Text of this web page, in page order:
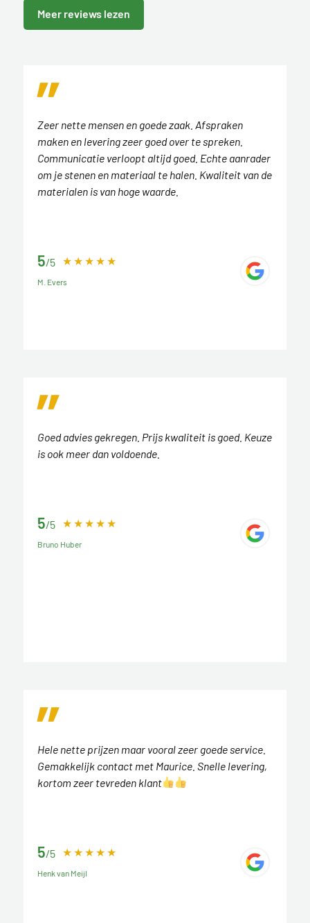
Meer reviews lezen
Zeer nette mensen en goede zaak. Afspraken
maken en levering zeer goed over te spreken.
Communicatie verloopt altijd goed. Echte aanrader
om je stenen en materiaal te halen. Kwaliteit van de
materialen is van hoge waarde.
5/5
M. Evers
Goed advies gekregen. Prijs kwaliteit is goed. Keuze
is ook meer dan voldoende.
5/5
Bruno Huber
Hele nette prijzen maar vooral zeer goede service.
Gemakkelijk contact met Maurice. Snelle levering,
kortom zeer tevreden klant
5/5
Henk van Meijl